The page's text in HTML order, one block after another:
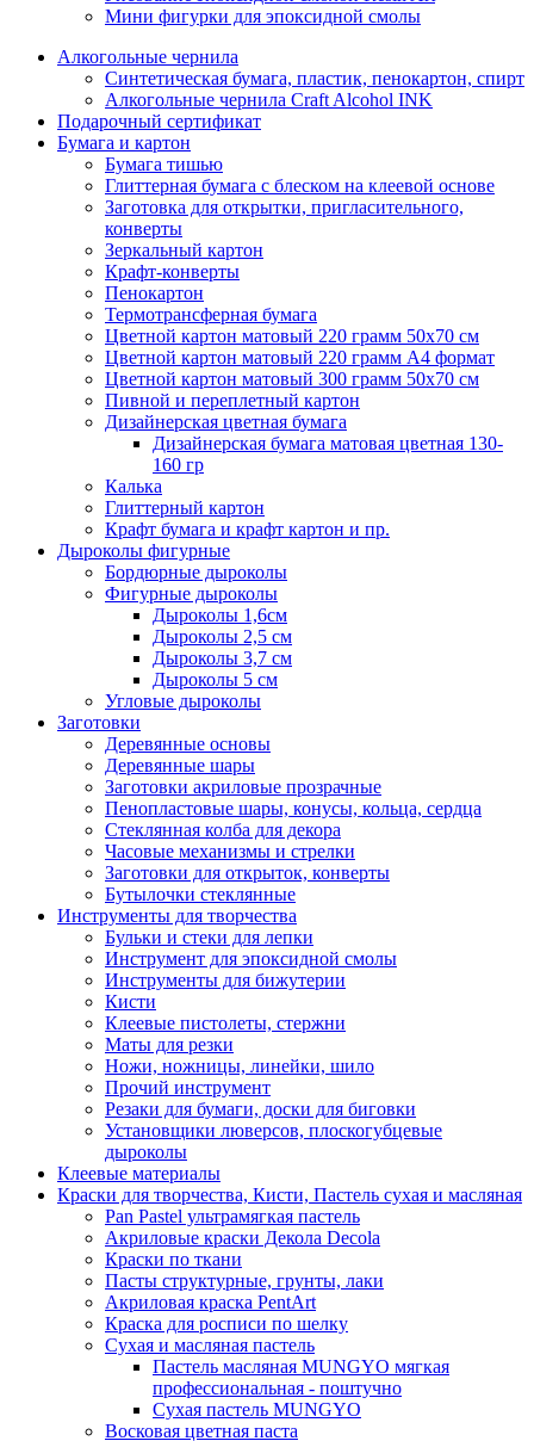
Мини фигурки для эпоксидной смолы
Алкогольные чернила
Синтетическая бумага, пластик, пенокартон, спирт
Алкогольные чернила Craft Alcohol INK
Подарочный сертификат
Бумага и картон
Бумага тишью
Глиттерная бумага с блеском на клеевой основе
Заготовка для открытки, пригласительного,
конверты
Зеркальный картон
Крафт-конверты
Пенокартон
Термотрансферная бумага
Цветной картон матовый 220 грамм 50х70 см
Цветной картон матовый 220 грамм A4 формат
Цветной картон матовый 300 грамм 50х70 см
Пивной и переплетный картон
Дизайнерская цветная бумага
Дизайнерская бумага матовая цветная 130-
160 гр
Калька
Глиттерный картон
Крафт бумага и крафт картон и пр.
Дыроколы фигурные
Бордюрные дыроколы
Фигурные дыроколы
Дыроколы 1,6см
Дыроколы 2,5 см
Дыроколы 3,7 см
Дыроколы 5 см
Угловые дыроколы
Заготовки
Деревянные основы
Деревянные шары
Заготовки акриловые прозрачные
Пенопластовые шары, конусы, кольца, сердца
Стеклянная колба для декора
Часовые механизмы и стрелки
Заготовки для открыток, конверты
Бутылочки стеклянные
Инструменты для творчества
Бульки и стеки для лепки
Инструмент для эпоксидной смолы
Инструменты для бижутерии
Кисти
Клеевые пистолеты, стержни
Маты для резки
Ножи, ножницы, линейки, шило
Прочий инструмент
Резаки для бумаги, доски для биговки
Установщики люверсов, плоскогубцевые
дыроколы
Клеевые материалы
Краски для творчества, Кисти, Пастель сухая и масляная
Pan Pastel ультрамягкая пастель
Акриловые краски Декола Decola
Краски по ткани
Пасты структурные, грунты, лаки
Акриловая краска PentArt
Краска для росписи по шелку
Cухая и масляная пастель
Пастель масляная MUNGYO мягкая
профессиональная - поштучно
Сухая пастель MUNGYO
Восковая цветная паста